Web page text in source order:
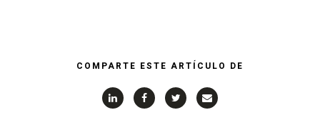
COMPARTE ESTE ARTÍCULO DE